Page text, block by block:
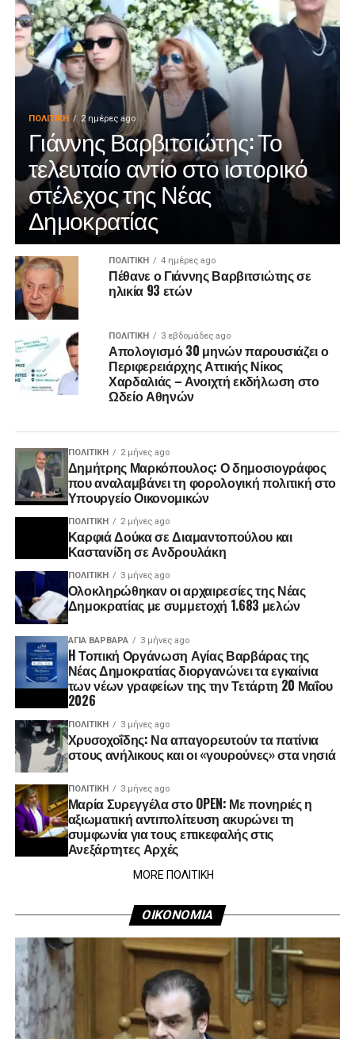
ΠΟΛΙΤΙΚΉ 2 ημέρες ago
Γιάννης Βαρβιτσιώτης: Το
τελευταίο αντίο στο ιστορικό
στέλεχος της Νέας
Δημοκρατίας
ΠΟΛΙΤΙΚΉ 4 ημέρες ago
Πέθανε ο Γιάννης Βαρβιτσιώτης σε
ηλικία 93 ετών
ΠΟΛΙΤΙΚΉ 3 εβδομάδες ago
Απολογισμό 30 μηνών παρουσιάζει ο
Περιφερειάρχης Αττικής Νίκος
Χαρδαλιάς – Ανοιχτή εκδήλωση στο
Ωδείο Αθηνών
ΠΟΛΙΤΙΚΉ 2 μήνες ago
Δημήτρης Μαρκόπουλος: Ο δημοσιογράφος
που αναλαμβάνει τη φορολογική πολιτική στο
Υπουργείο Οικονομικών
ΠΟΛΙΤΙΚΉ 2 μήνες ago
Καρφιά Δούκα σε Διαμαντοπούλου και
Καστανίδη σε Ανδρουλάκη
ΠΟΛΙΤΙΚΉ 3 μήνες ago
Ολοκληρώθηκαν οι αρχαιρεσίες της Νέας
Δημοκρατίας με συμμετοχή 1.683 μελών
ΑΓΙΑ ΒΑΡΒΑΡΑ 3 μήνες ago
H Τοπική Οργάνωση Αγίας Βαρβάρας της
Νέας Δημοκρατίας διοργανώνει τα εγκαίνια
των νέων γραφείων της την Τετάρτη 20 Μαΐου
2026
ΠΟΛΙΤΙΚΉ 3 μήνες ago
Χρυσοχοΐδης: Να απαγορευτούν τα πατίνια
στους ανήλικους και οι «γουρούνες» στα νησιά
ΠΟΛΙΤΙΚΉ 3 μήνες ago
Μαρία Συρεγγέλα στο OPEN: Με πονηριές η
αξιωματική αντιπολίτευση ακυρώνει τη
συμφωνία για τους επικεφαλής στις
Ανεξάρτητες Αρχές
MORE ΠΟΛΙΤΙΚΗ
ΟΙΚΟΝΟΜΙΑ